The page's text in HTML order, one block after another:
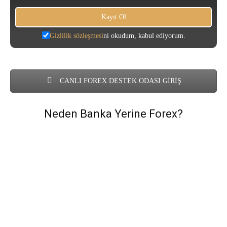
Gizlilik sözleşmesini okudum, kabul ediyorum.
CANLI FOREX DESTEK ODASI GİRİŞ
Neden Banka Yerine Forex?